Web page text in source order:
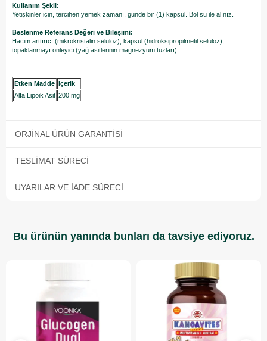
Kullanım Şekli:
Yetişkinler için, tercihen yemek zamanı, günde bir (1) kapsül. Bol su ile alınız.
Beslenme Referans Değeri ve Bileşimi:
Hacim arttırıcı (mikrokristalin selüloz), kapsül (hidroksipropilmetil selüloz),
topaklanmayı önleyici (yağ asitlerinin magnezyum tuzları).
Etken Madde İçerik
Alfa Lipoik Asit 200 mg
ORJINAL ÜRÜN GARANTISI
TESLIMAT SÜRECI
UYARILAR VE İADE SÜRECI
Bu ürünün yanında bunları da tavsiye ediyoruz.